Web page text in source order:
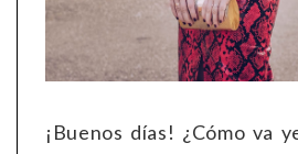
¡Buenos días! ¿Cómo va